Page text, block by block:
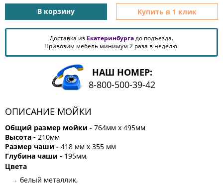
В корзину Купить в 1 клик
Доставка из Екатеринбургадо подъезда.
Привозим мебель минимум 2 раза в неделю.
НАШ НОМЕР:
8-800-500-39-42
ОПИСАНИЕ МОЙКИ
Общий размер мойки - 764мм х 495мм
Высота - 210мм
Размер чаши - 418 мм х 355 мм
Глубина чаши - 195мм,
Цвета
белый металлик,
КОМОДЫ
ЖУРНАЛЬНЫЕ
СТОЛЫ
ТУАЛЕТНЫЕ
СТОЛИКИ
БАНКЕТКИ
ДИВАНЧИКИ
МЕБЕЛЬ
ЗЕРКАЛА
ФАБРИКИ
МЕБЕЛИ